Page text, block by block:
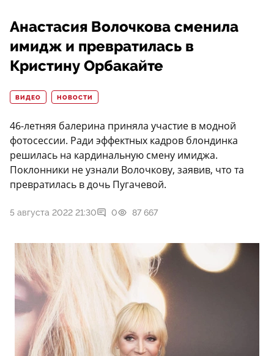
Анастасия Волочкова сменила
имидж и превратилась в
Кристину Орбакайте
ВИДЕО НОВОСТИ
46-летняя балерина приняла участие в модной
фотосессии. Ради эффектных кадров блондинка
решилась на кардинальную смену имиджа.
Поклонники не узнали Волочкову, заявив, что та
превратилась в дочь Пугачевой.
5 августа 2022 21:30 0 87 667